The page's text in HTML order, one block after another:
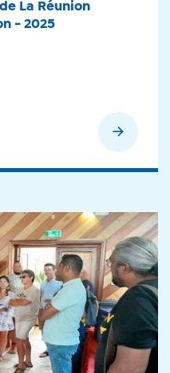
La Réunion
- 2025